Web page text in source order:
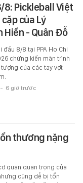
8: Pickleball Việt
của Lý
Hiển - Quân Đỗ
đấu 8/8 tại PPA Ho Chi
chứng kiến màn trình
tượng của các tay vợt
- 6 giờ trước
thương nặng
quan quan trọng của
cũng dễ bị tổn